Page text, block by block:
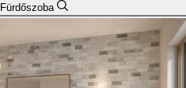
Fürdőszoba